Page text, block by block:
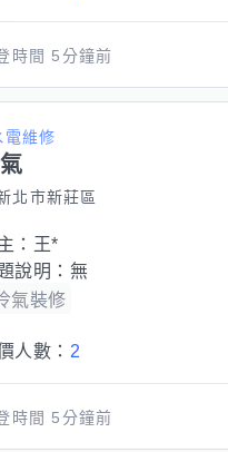
時間 5分鐘前
電維修
北市新莊區
： 王*
說明： 無
氣裝修
人數： 2
時間 5分鐘前